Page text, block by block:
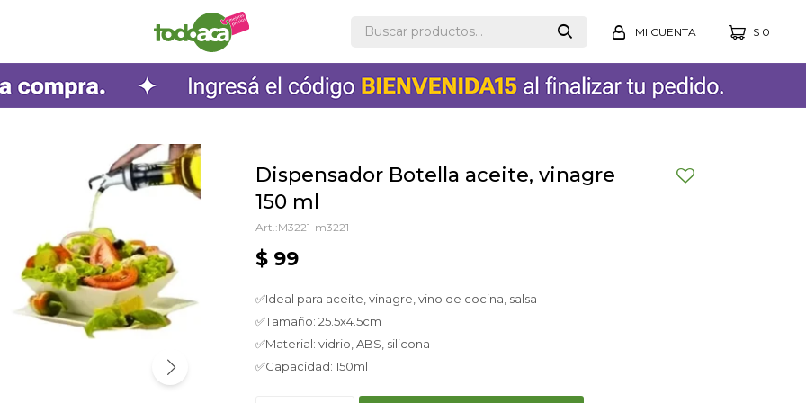
$ 0
Dispensador Botella aceite, vinagre
150 ml
M3221-m3221
$ 99
✅Ideal para aceite, vinagre, vino de cocina, salsa
✅Tamaño: 25.5x4.5cm
✅Material: vidrio, ABS, silicona
✅Capacidad: 150ml